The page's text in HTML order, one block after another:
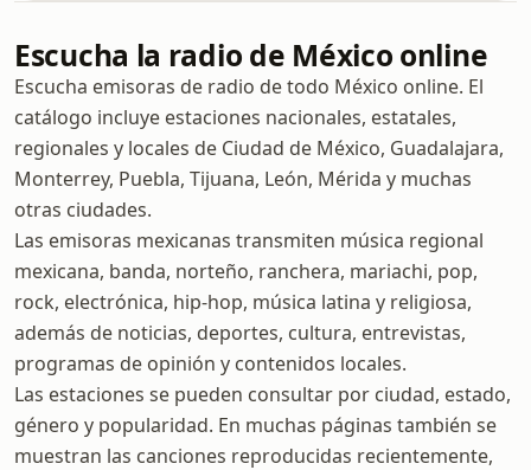
Escucha la radio de México online
Escucha emisoras de radio de todo México online. El
catálogo incluye estaciones nacionales, estatales,
regionales y locales de Ciudad de México, Guadalajara,
Monterrey, Puebla, Tijuana, León, Mérida y muchas
otras ciudades.
Las emisoras mexicanas transmiten música regional
mexicana, banda, norteño, ranchera, mariachi, pop,
rock, electrónica, hip-hop, música latina y religiosa,
además de noticias, deportes, cultura, entrevistas,
programas de opinión y contenidos locales.
Las estaciones se pueden consultar por ciudad, estado,
género y popularidad. En muchas páginas también se
muestran las canciones reproducidas recientemente,